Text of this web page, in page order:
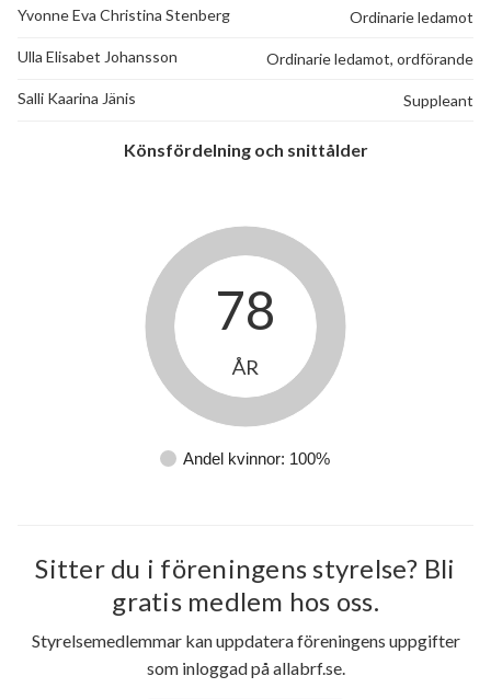
Yvonne Eva Christina Stenberg Ordinarie ledamot
Ulla Elisabet Johansson Ordinarie ledamot, ordförande
Salli Kaarina Jänis Suppleant
Könsfördelning och snittålder
Andel kvinnor: 100%
78
ÅR
Sitter du i föreningens styrelse? Bli
gratis medlem hos oss.
Styrelsemedlemmar kan uppdatera föreningens uppgifter
som inloggad på allabrf.se.